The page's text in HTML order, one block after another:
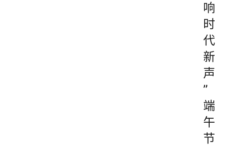
响
时
代
新
声
”
端
午
节